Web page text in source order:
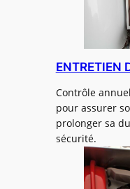
ENTRETIEN
Contrôle
pour assurer
prolonger sa
sécurité.